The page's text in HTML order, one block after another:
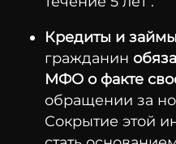
Кредиты и займы
гражданин
МФО о факте
обращении за
Сокрытие этой